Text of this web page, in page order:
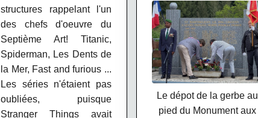
structures rappelant l'un
des chefs d'oeuvre du
Septième Art! Titanic,
Spiderman, Les Dents de
la Mer, Fast and furious ...
Les séries n'étaient pas
oubliées, puisque
Stranger Things avait
Le dépot de la gerbe au
pied du Monument aux